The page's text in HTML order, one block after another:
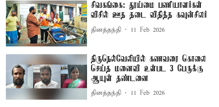
சிவகங்கை: தூய்மை பணியாளர்கள்
விசில் ஊத தடை விதித்த கவுன்சிலர்
தினத்தந்தி 11 Feb 2026
திருநெல்வேலியில் கணவரை கொலை
செய்த மனைவி உள்பட 3 பேருக்கு
ஆயுள் தண்டனை
தினத்தந்தி 11 Feb 2026